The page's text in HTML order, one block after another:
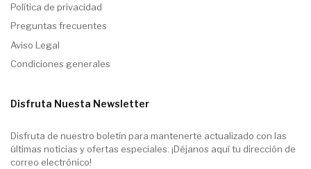
Política de privacidad
Preguntas frecuentes
Aviso Legal
Condiciones generales
Disfruta Nuesta Newsletter
Disfruta de nuestro boletín para mantenerte actualizado con las
últimas noticias y ofertas especiales. ¡Déjanos aquí tu dirección de
correo electrónico!